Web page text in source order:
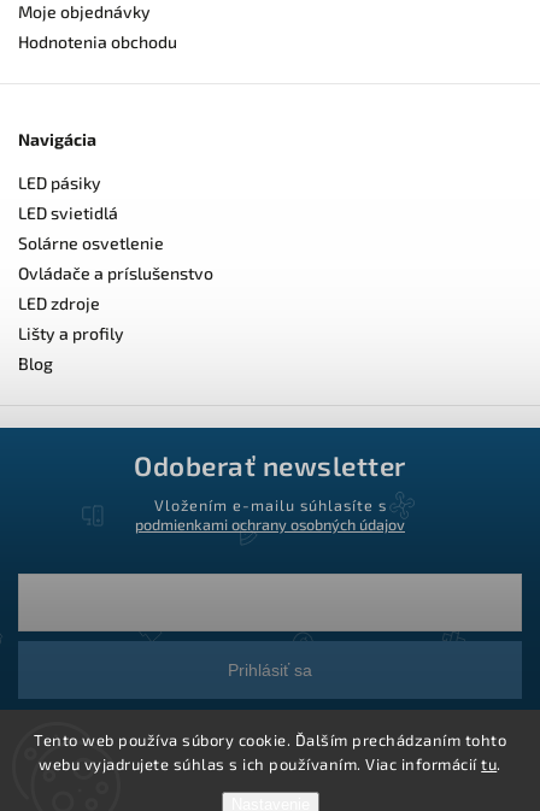
Tento web používa súbory cookie. Ďalším prechádzaním tohto
webu vyjadrujete súhlas s ich používaním. Viac informáciítu.
Moje objednávky
Hodnotenia obchodu
Navigácia
LED pásiky
LED svietidlá
Solárne osvetlenie
Ovládače a príslušenstvo
LED zdroje
Lišty a profily
Blog
Odoberať newsletter
Vložením e-mailu súhlasíte s
podmienkami ochrany osobných údajov
Prihlásiť sa